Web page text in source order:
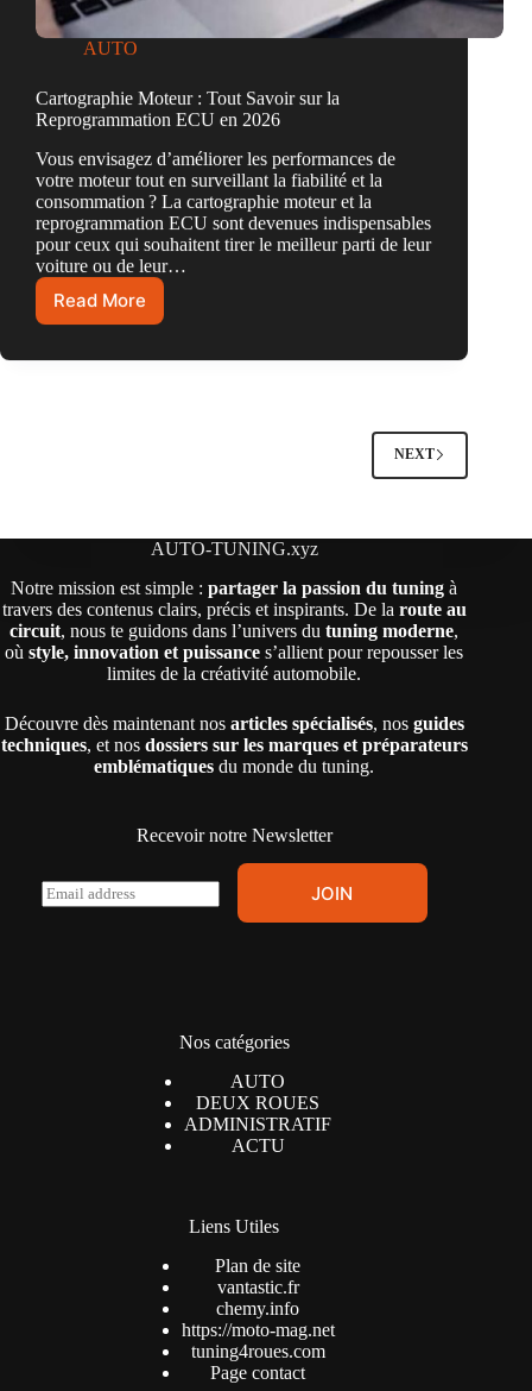
AUTO
Cartographie Moteur : Tout Savoir sur la
Reprogrammation ECU en 2026
Vous envisagez d’améliorer les performances de
votre moteur tout en surveillant la fiabilité et la
consommation ? La cartographie moteur et la
reprogrammation ECU sont devenues indispensables
pour ceux qui souhaitent tirer le meilleur parti de leur
voiture ou de leur…
Read MoreCartographie
:
2026
NEXT
AUTO-TUNING.xyz
Notre mission est simple :partager la passion du tuning à
travers des contenus clairs, précis et inspirants. De la route au
circuit, nous te guidons dans l’univers dutuning moderne,
oùstyle, innovation et puissance s’allient pour repousser les
limites de la créativité automobile.
Découvre dès maintenant nos articles spécialisés, nos guides
techniques, et nos dossiers sur les marques et préparateurs
emblématiques du monde du tuning.
Recevoir notre Newsletter
E
m
JOIN
Nos catégories
AUTO
DEUX ROUES
ADMINISTRATIF
ACTU
Liens Utiles
Plan de site
vantastic.fr
chemy.info
https://moto-mag.net
tuning4roues.com
Page contact